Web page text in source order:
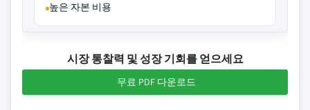
높은 자본 비용
시장 통찰력 및 성장 기회를 얻으세요
무료 PDF 다운로드